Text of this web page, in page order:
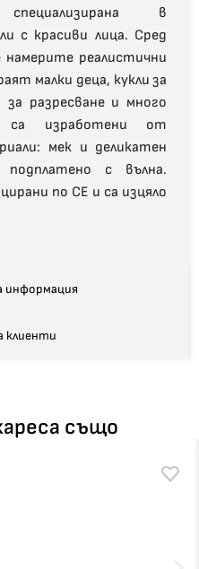
информация
клиенти
в
с красиви лица. Сред
реалистични
малки деца, кукли за
за разресване и много
са изработени от
мек и деликатен
с вълна.
по CE и са изцяло
също